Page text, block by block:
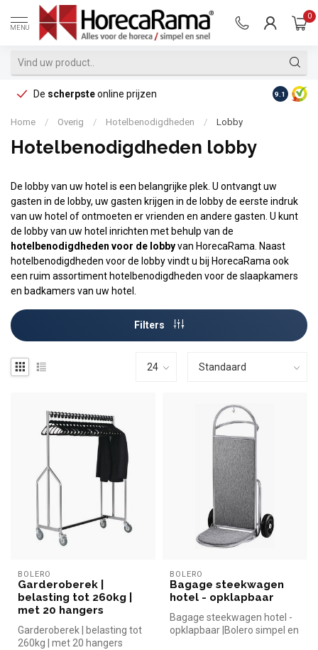
MENU
0
De scherpsteonline prijzen Op
9.1
Home / Overig / Hotelbenodigdheden / Lobby
Hotelbenodigdheden lobby
De lobby van uw hotel is een belangrijke plek. U ontvangt uw
gasten in de lobby, uw gasten krijgen in de lobby de eerste indruk
van uw hotel of ontmoeten er vrienden en andere gasten. U kunt
de lobby van uw hotel inrichten met behulp van de
hotelbenodigdheden voor de lobbyvan HorecaRama. Naast
hotelbenodigdheden voor de lobby vindt u bij HorecaRama ook
een ruim assortiment hotelbenodigdheden voor de slaapkamers
en badkamers van uw hotel.
Filters
BOLERO
Garderoberek |
belasting tot 260kg |
met 20 hangers
Garderoberek | belasting tot
260kg | met 20 hangers
BOLERO
Bagage steekwagen
hotel - opklapbaar
Bagage steekwagen hotel -
opklapbaar |Bolero simpel en